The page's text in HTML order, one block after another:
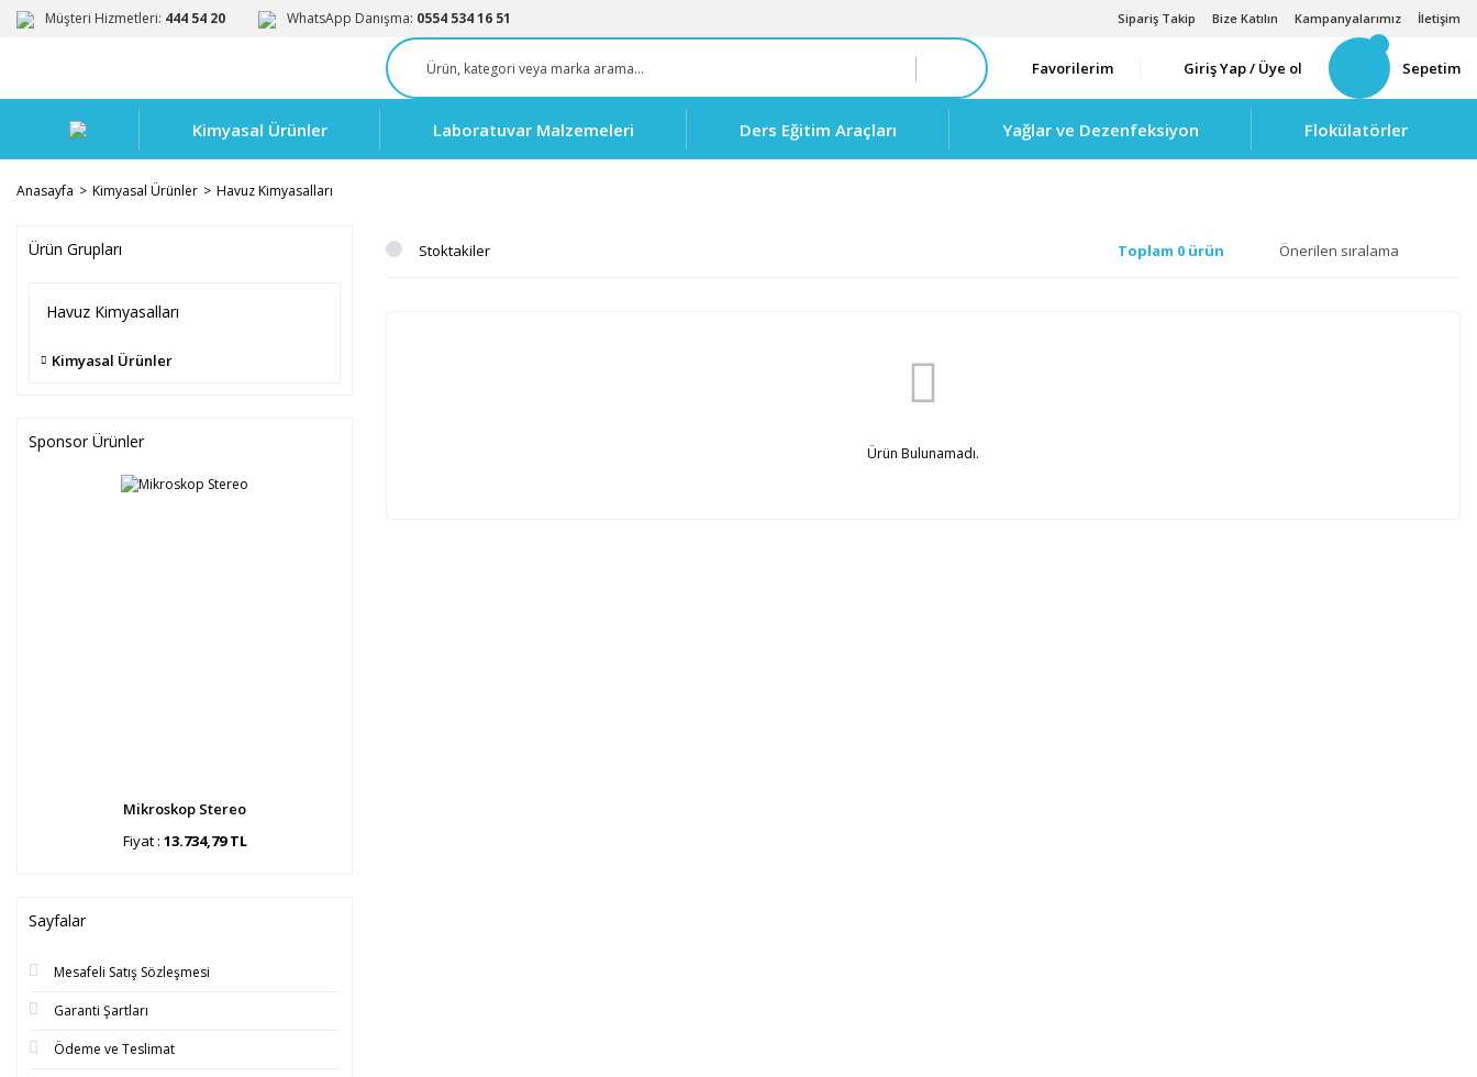
Müşteri Hizmetleri: 444 54 20 WhatsApp Danışma: 0554 534 16 51 Sipariş Takip Bize Katılın Kampanyalarımız İletişim
Favorilerim Giriş Yap / Üye ol Sepetim
Kimyasal Ürünler Laboratuvar Malzemeleri Ders Eğitim Araçları Yağlar ve Dezenfeksiyon Flokülatörler
Anasayfa Kimyasal Ürünler Havuz Kimyasalları
Ürün Grupları
Havuz Kimyasalları
Kimyasal Ürünler
Sponsor Ürünler
Mikroskop Stereo
Fiyat : 13.734,79 TL
Sayfalar
Mesafeli Satış Sözleşmesi
Garanti Şartları
Ödeme ve Teslimat
Stoktakiler Toplam 0 ürün
Ürün Bulunamadı.